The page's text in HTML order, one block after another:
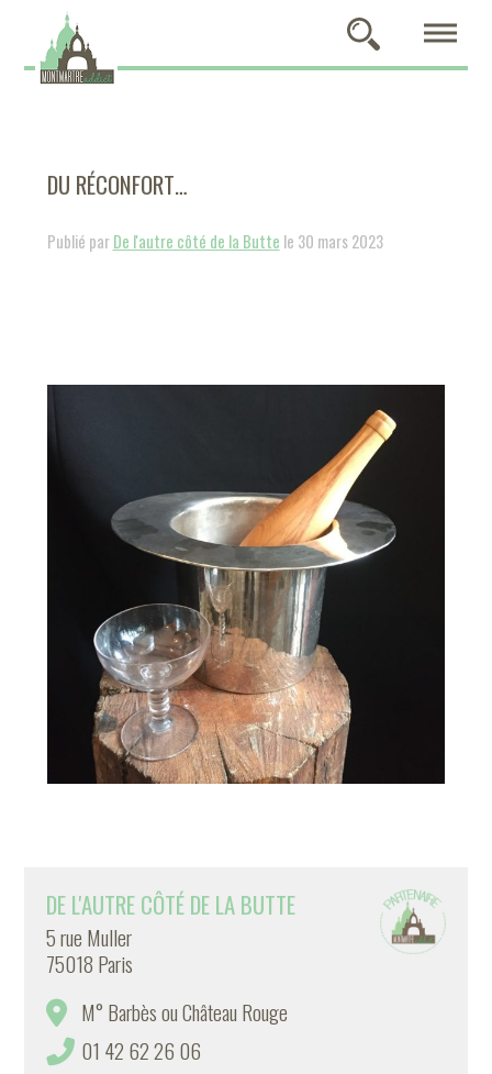
DU RÉCONFORT…
Publié parDe l'autre côté de la Butte le 30 mars 2023
DE L'AUTRE CÔTÉ DE LA BUTTE
5 rue Muller
75018 Paris
M° Barbès ou Château Rouge
01 42 62 26 06